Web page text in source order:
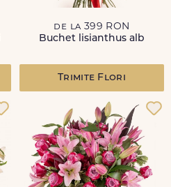
de la 399 RON
Buchet lisianthus alb
Trimite Flori